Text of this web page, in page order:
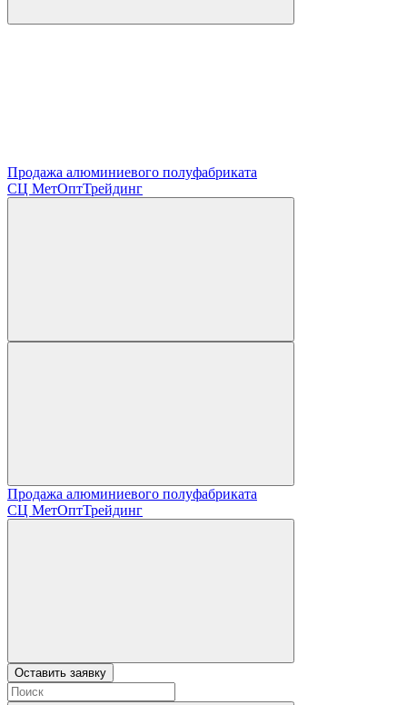
Продажа алюминиевого полуфабриката
СЦ МетОптТрейдинг
Продажа алюминиевого полуфабриката
СЦ МетОптТрейдинг
Оставить заявку